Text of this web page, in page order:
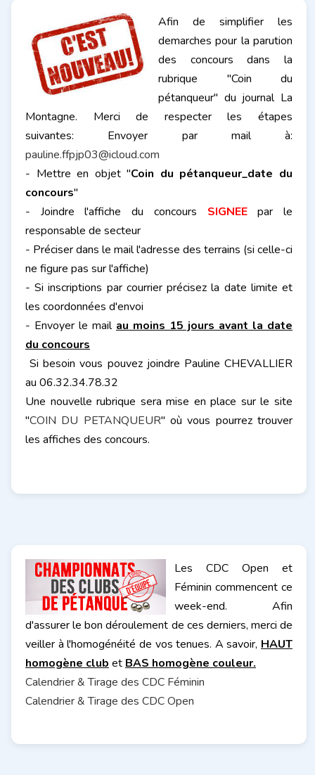
Afin de simplifier les
demarches pour la parution
des concours dans la
rubrique "Coin du
pétanqueur" du journal La
Montagne. Merci de respecter les étapes
suivantes: Envoyer par mail à:
pauline.ffpjp03@icloud.com
- Mettre en objet "Coin du pétanqueur_date du
concours"
- Joindre l'affiche du concours SIGNEE
par le
responsable de secteur
- Préciser dans le mail l'adresse des terrains (si celle-ci
ne figure pas sur l'affiche)
- Si inscriptions par courrier précisez la date limite et
les coordonnées d'envoi
- Envoyer le mail au moins 15 jours avant la date
du concours
Si besoin vous pouvez joindre Pauline CHEVALLIER
au 06.32.34.78.32
Une nouvelle rubrique sera mise en place sur le site
"COIN DU PETANQUEUR" où vous pourrez trouver
les affiches des concours.
Les CDC Open et
Féminin commencent ce
week-end. Afin
d'assurer le bon déroulement de ces derniers, merci de
veiller à l'homogénéité de vos tenues. A savoir, HAUT
homogène club et BAS homogène couleur.
Calendrier & Tirage des CDC Féminin
Calendrier & Tirage des CDCOpen